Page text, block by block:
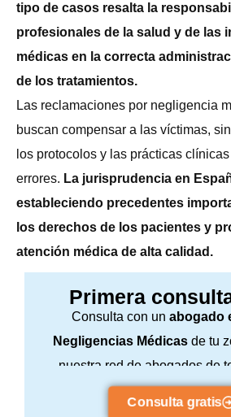
tipo de casos resalta la
profesionales de la salud y de las
médicas en la correcta
de los tratamientos.
Las reclamaciones por negligencia
buscan compensar a las víctimas,
los protocolos y las prácticas
errores. La jurisprudencia en
estableciendo precedentes
los derechos de los pacientes y
atención médica de alta calidad.
Primera
Consulta con un abogado
Negligencias Médicas de tu
nuestra red de abogados de
consulta sin
Consulta gratis